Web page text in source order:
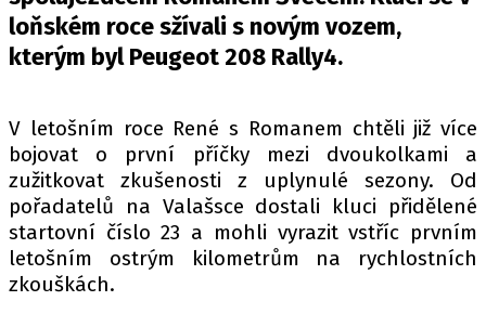
MOTORSPORT
ČEŠI V AKCI
FIA CEZ & POHÁRY
MEZINÁRODNÍ SCÉNA
SLEDUJTE NÁS NA|
loňském roce sžívali s novým vozem,
kterým byl Peugeot 208 Rally4.
V letošním roce René s Romanem chtěli již více
bojovat o první příčky mezi dvoukolkami a
zužitkovat zkušenosti z uplynulé sezony. Od
pořadatelů na Valašsce dostali kluci přidělené
startovní číslo 23 a mohli vyrazit vstříc prvním
letošním ostrým kilometrům na rychlostních
zkouškách.